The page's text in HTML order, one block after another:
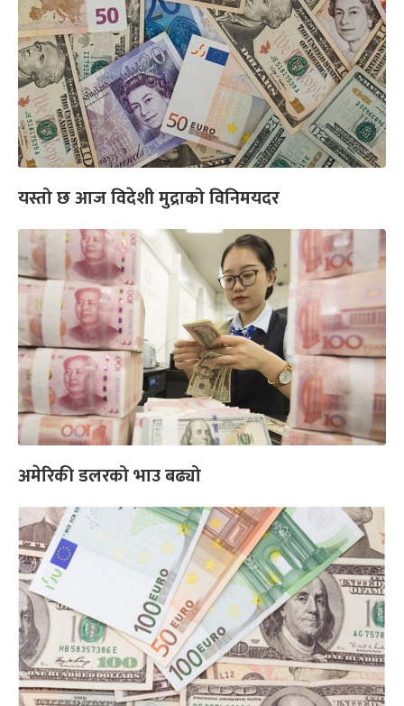
यस्तो छ आज विदेशी मुद्राको विनिमयदर
अमेरिकी डलरको भाउ बढ्यो